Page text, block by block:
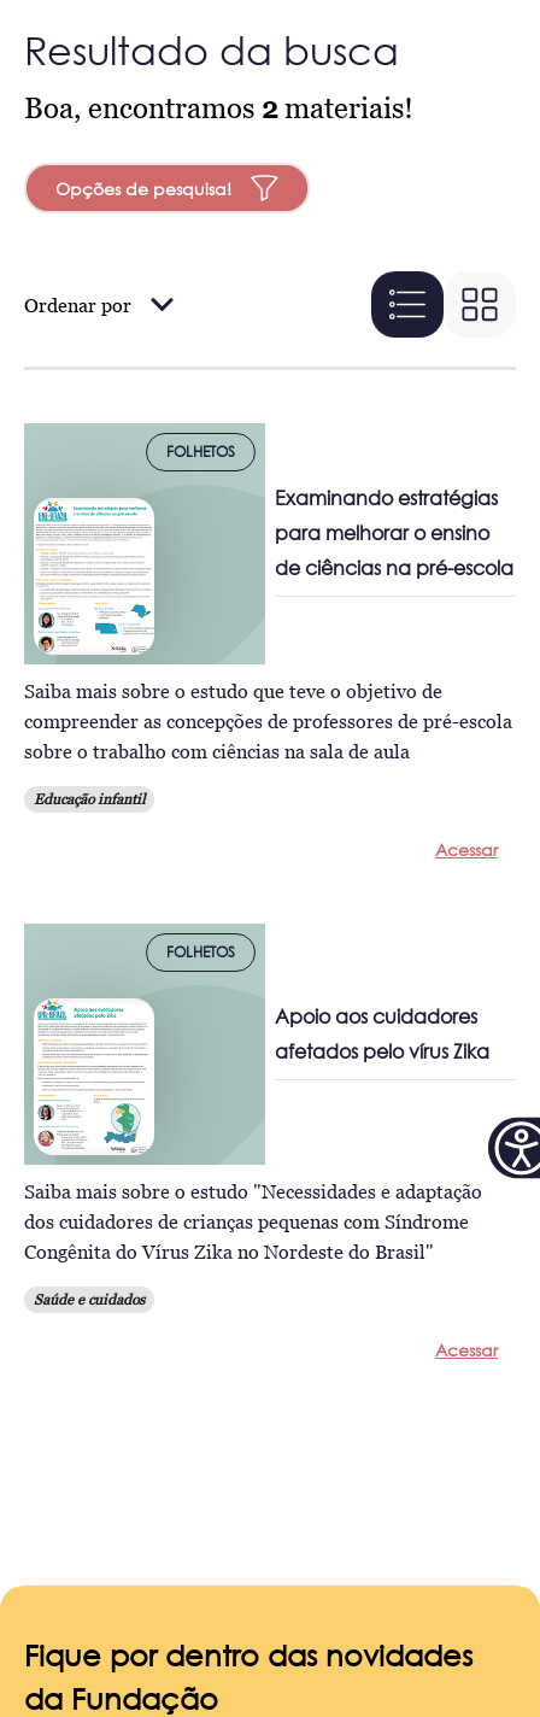
Resultado da busca
Boa, encontramos 2materiais!
Opções de pesquisa!
Ordenar por
FOLHETOS
Examinando estratégias
para melhorar o ensino
de ciências na pré-escola
Saiba mais sobre o estudo que teve o objetivo de
compreender as concepções de professores de pré-escola
sobre o trabalho com ciências na sala de aula
Educação infantil
Acessar
FOLHETOS
Apoio aos cuidadores
afetados pelo vírus Zika
Saiba mais sobre o estudo "Necessidades e adaptação
dos cuidadores de crianças pequenas com Síndrome
Congênita do Vírus Zika no Nordeste do Brasil"
Saúde e cuidados
Acessar
Fique por dentro das novidades
da Fundação